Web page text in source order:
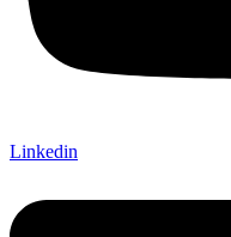
Linkedin